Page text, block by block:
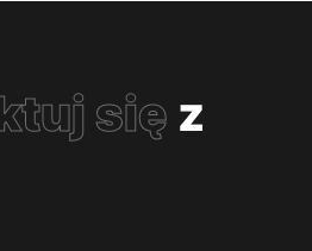
się z